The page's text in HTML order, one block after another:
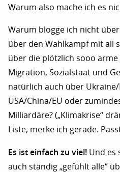
Warum also mache ich es
Warum blogge ich nicht über
über den Wahlkampf mit all
über die plötzlich sooo
Migration, Sozialstaat und
natürlich auch über Ukraine/
USA/China/EU oder
Milliardäre? („Klimakrise“
Liste, merke ich gerade.
Es ist einfach zu viel! Und es
auch ständig „gefühlt alle“